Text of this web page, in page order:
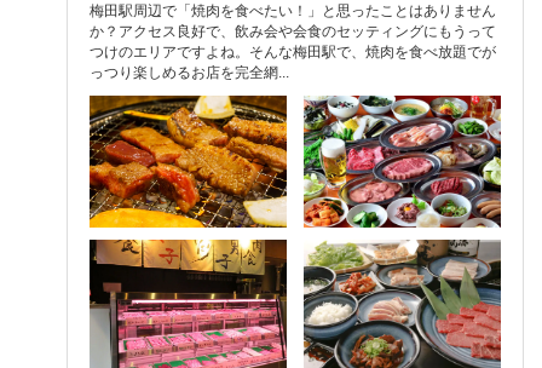
梅田駅周辺で「焼肉を食べたい！」と思ったことはありません
か？アクセス良好で、飲み会や会食のセッティングにもうって
つけのエリアですよね。そんな梅田駅で、焼肉を食べ放題でが
っつり楽しめるお店を完全網...